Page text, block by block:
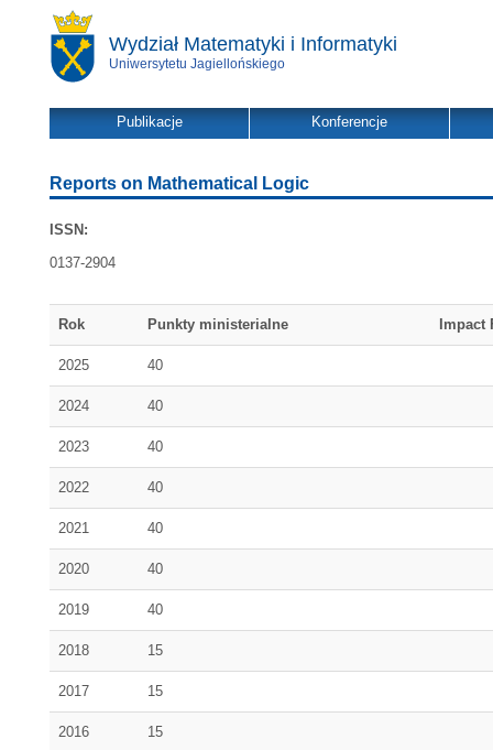
Wydział Matematyki i Informatyki
Uniwersytetu Jagiellońskiego
Publikacje Konferencje
Reports on Mathematical Logic
ISSN:
0137-2904
Rok Punkty ministerialne Impact
2025 40
2024 40
2023 40
2022 40
2021 40
2020 40
2019 40
2018 15
2017 15
2016 15